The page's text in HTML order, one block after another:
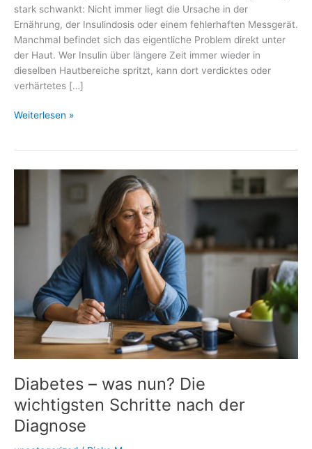
stark schwankt: Nicht immer liegt die Ursache in der
Ernährung, der Insulindosis oder einem fehlerhaften Messgerät.
Manchmal befindet sich das eigentliche Problem direkt unter
der Haut. Wer Insulin über längere Zeit immer wieder in
dieselben Hautbereiche spritzt, kann dort verdicktes oder
verhärtetes […]
Lipohypertrophie
Spritzstellen
durcheinanderbringen
Weiterlesen »
Diabetes – was nun? Die
wichtigsten Schritte nach der
Diagnose